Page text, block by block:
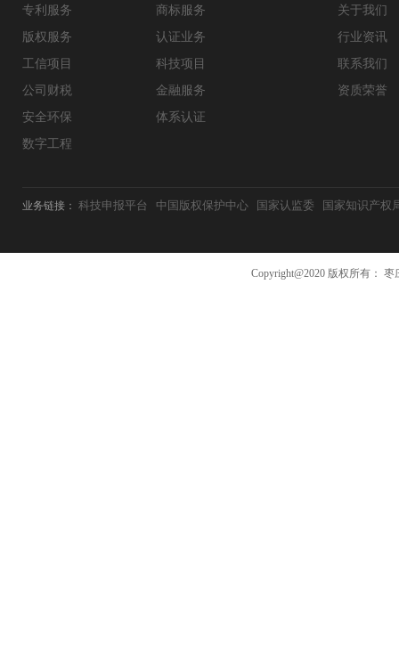
专利服务
商标服务
版权服务
认证业务
工信项目
科技项目
公司财税
金融服务
安全环保
体系认证
数字工程
关于我们
行业资讯
联系我们
资质荣誉
业务链接： 科技申报平台 中国版权保护中心 国家认监委 国家知识产权
Copyright@2020 版权所有